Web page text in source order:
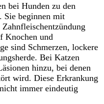
bei Hunden zu den
Sie beginnen mit
Knochen und
sind Schmerzen, lockere
Bei Katzen
hinzu, bei denen
wird. Diese Erkrankung
immer eindeutig